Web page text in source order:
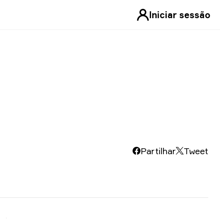
Iniciar sessão
Partilhar Tweet